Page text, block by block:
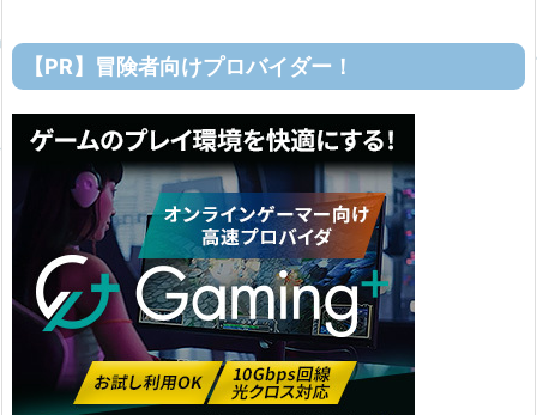
【PR】冒険者向けプロバイダー！